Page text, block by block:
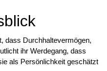
dass Durchhaltevermögen,
ihr Werdegang, dass
als Persönlichkeit geschätzt